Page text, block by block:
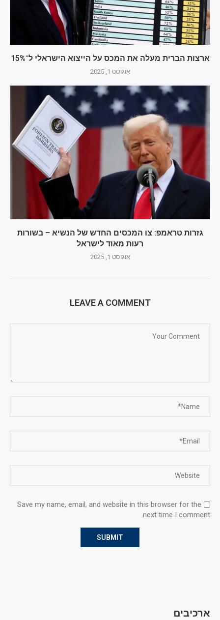
ארצות הברית מעלה את המכס על הייצוא הישראלי ל־15%
אוגוסט 1, 2025
גזרות טראמפ: צו המכסים החדש של הנשיא – בשורות
רעות מאוד לישראל
אוגוסט 1, 2025
LEAVE A COMMENT
Save my name, email, and website in this browser for the
next time I comment.
ארכיבים